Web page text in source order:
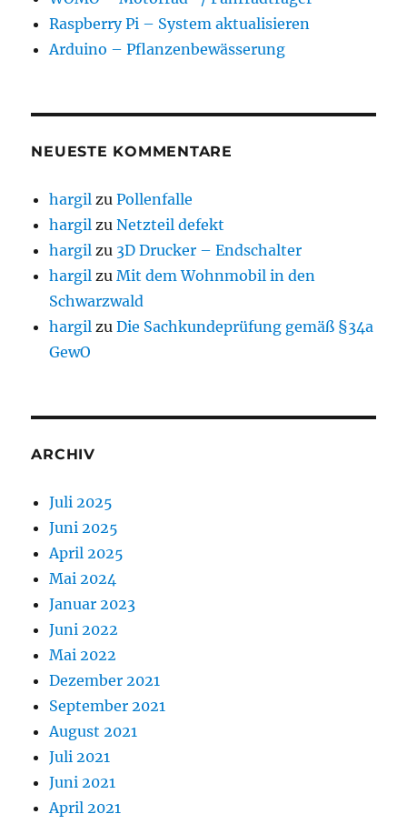
Raspberry Pi – System aktualisieren
Arduino – Pflanzenbewässerung
NEUESTE KOMMENTARE
hargil zuPollenfalle
hargil zuNetzteil defekt
hargil zu 3D Drucker – Endschalter
hargil zuMit dem Wohnmobil in den
Schwarzwald
hargil zuDie Sachkundeprüfung gemäß §34a
GewO
ARCHIV
Juli 2025
Juni 2025
April 2025
Mai 2024
Januar 2023
Juni 2022
Mai 2022
Dezember 2021
September 2021
August 2021
Juli 2021
Juni 2021
April 2021